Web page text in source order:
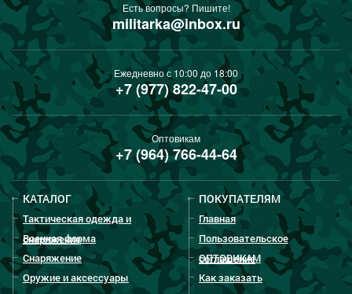
Есть вопросы? Пишите!
militarka@inbox.ru
Ежедневно с 10:00 до 18:00
+7 (977) 822-47-00
Оптовикам
+7 (964) 766-44-64
КАТАЛОГ
Тактическая одежда и
снаряжение
Военная форма
Снаряжение
Оружие и аксессуары
ПОКУПАТЕЛЯМ
Главная
Пользовательское
соглашение
ОПТОВИКАМ
Как заказать